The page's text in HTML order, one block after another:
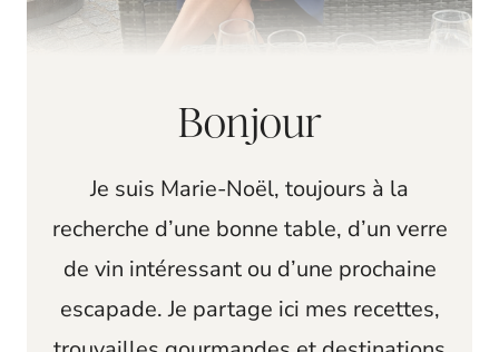
Bonjour
Je suis Marie-Noël, toujours à la
recherche d’une bonne table, d’un verre
de vin intéressant ou d’une prochaine
escapade. Je partage ici mes recettes,